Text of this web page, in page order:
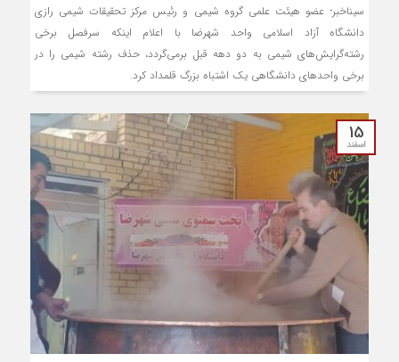
سیناخبر- عضو هیئت علمی گروه شیمی و رئیس مرکز تحقیقات شیمی رازی
دانشگاه آزاد اسلامی واحد شهرضا با اعلام اینکه سرفصل برخی
رشته‌گرایش‌های شیمی به دو دهه قبل برمی‌گردد، حذف رشته شیمی را در
برخی واحدهای دانشگاهی یک اشتباه بزرگ قلمداد کرد.
15
اسفند